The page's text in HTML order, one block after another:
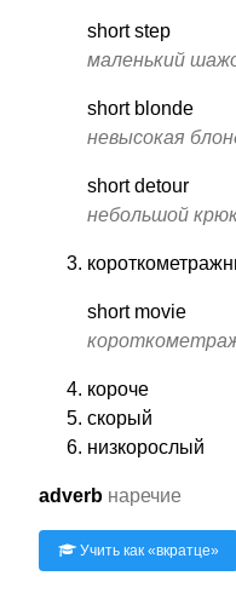
short step
маленький
short blonde
невысокая
short detour
небольшой
short movie
короче
скорый
низкорослый
adverb наречие
Учить как «вкратце»